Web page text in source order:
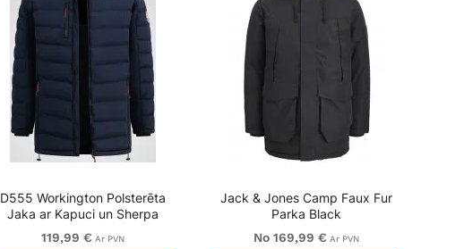
D555 Workington Polsterēta
Jaka ar Kapuci un Sherpa
Oderi Tumši Zila
119,99 € Ar PVN
Jack & Jones Camp Faux Fur
Parka Black
No 169,99 € Ar PVN